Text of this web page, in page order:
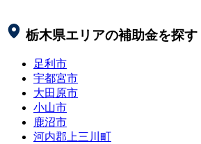
栃木県エリアの補助金を探す
足利市
宇都宮市
大田原市
小山市
鹿沼市
河内郡上三川町